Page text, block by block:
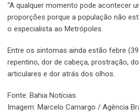
“A qualquer momento pode acontecer
proporções porque a população não
o especialista ao Metrópoles.
Entre os sintomas ainda estão febre
repentino, dor de cabeça, prostração,
articulares e dor atrás dos olhos.
Fonte: Bahia Notícias
Imagem: Marcelo Camargo / Agência